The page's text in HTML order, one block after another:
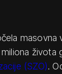
života
(SZO).